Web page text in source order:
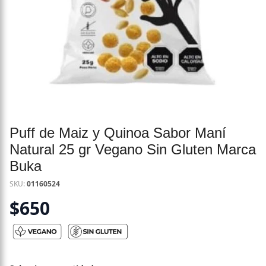
Puff de Maiz y Quinoa Sabor Maní
Natural 25 gr Vegano Sin Gluten Marca
Buka
SKU:01160524
$650